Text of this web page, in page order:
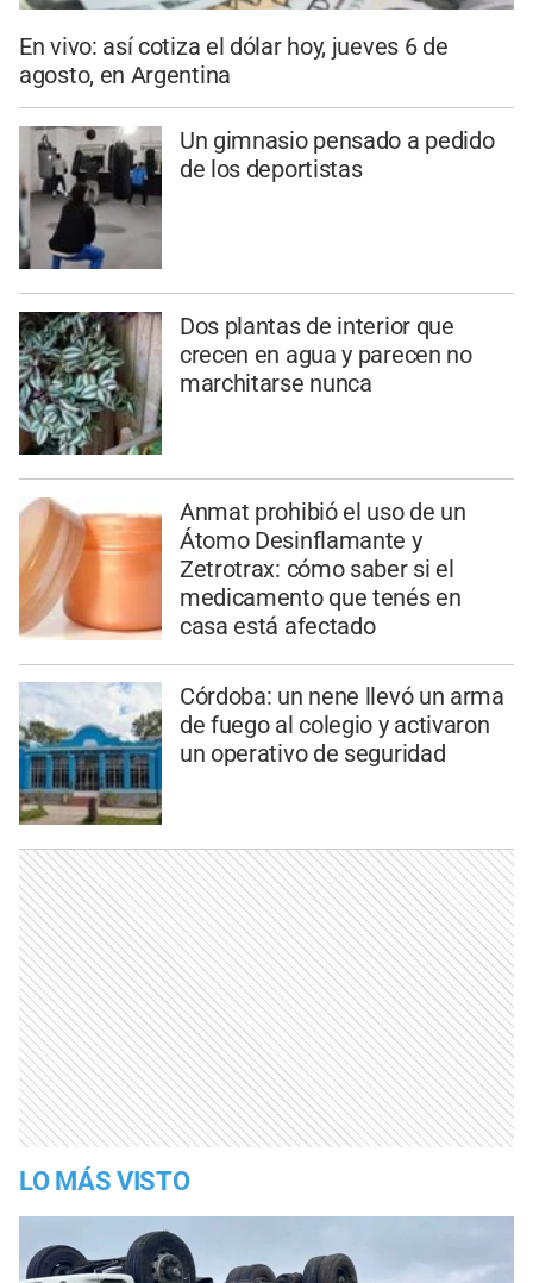
En vivo: así cotiza el dólar hoy, jueves 6 de
agosto, en Argentina
Un gimnasio pensado a pedido
de los deportistas
Dos plantas de interior que
crecen en agua y parecen no
marchitarse nunca
Anmat prohibió el uso de un
Átomo Desinflamante y
Zetrotrax: cómo saber si el
medicamento que tenés en
casa está afectado
Córdoba: un nene llevó un arma
de fuego al colegio y activaron
un operativo de seguridad
LO MÁS VISTO